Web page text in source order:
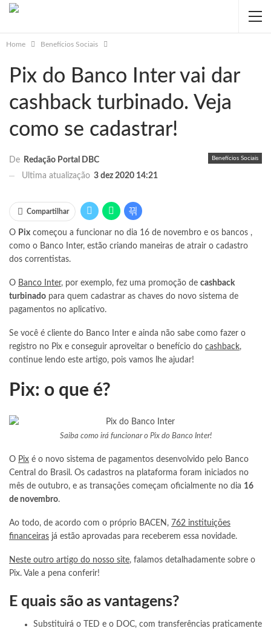
Home Benefícios Sociais
Pix do Banco Inter vai dar
cashback turbinado. Veja
como se cadastrar!
Benefícios Sociais
De
Redação Portal DBC
Ultima atualização 3 dez 2020 14:21
Compartilhar
O Pix começou a funcionar no dia 16 de novembro e os bancos ,
como o Banco Inter, estão criando maneiras de atrair o cadastro
dos correntistas.
O Banco Inter, por exemplo, fez uma promoção de cashback
turbinado para quem cadastrar as chaves do novo sistema de
pagamentos no aplicativo.
Se você é cliente do Banco Inter e ainda não sabe como fazer o
registro no Pix e conseguir aproveitar o benefício do cashback,
continue lendo este artigo, pois vamos lhe ajudar!
Pix: o que é?
Saiba como irá funcionar o Pix do Banco Inter!
O Pix é o novo sistema de pagamentos desenvolvido pelo Banco
Central do Brasil. Os cadastros na plataforma foram iniciados no
mês de outubro, e as transações começam oficialmente no dia 16
de novembro.
Ao todo, de acordo com o próprio BACEN, 762 instituições
financeiras já estão aprovadas para receberem essa novidade.
Neste outro artigo do nosso site, falamos detalhadamente sobre o
Pix. Vale a pena conferir!
E quais são as vantagens?
Substituirá o TED e o DOC, com transferências praticamente